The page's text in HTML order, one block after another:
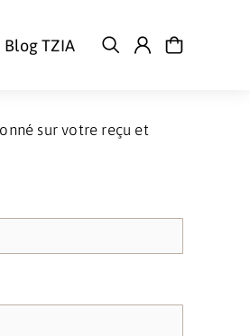
Blog TZIA
sur votre reçu et